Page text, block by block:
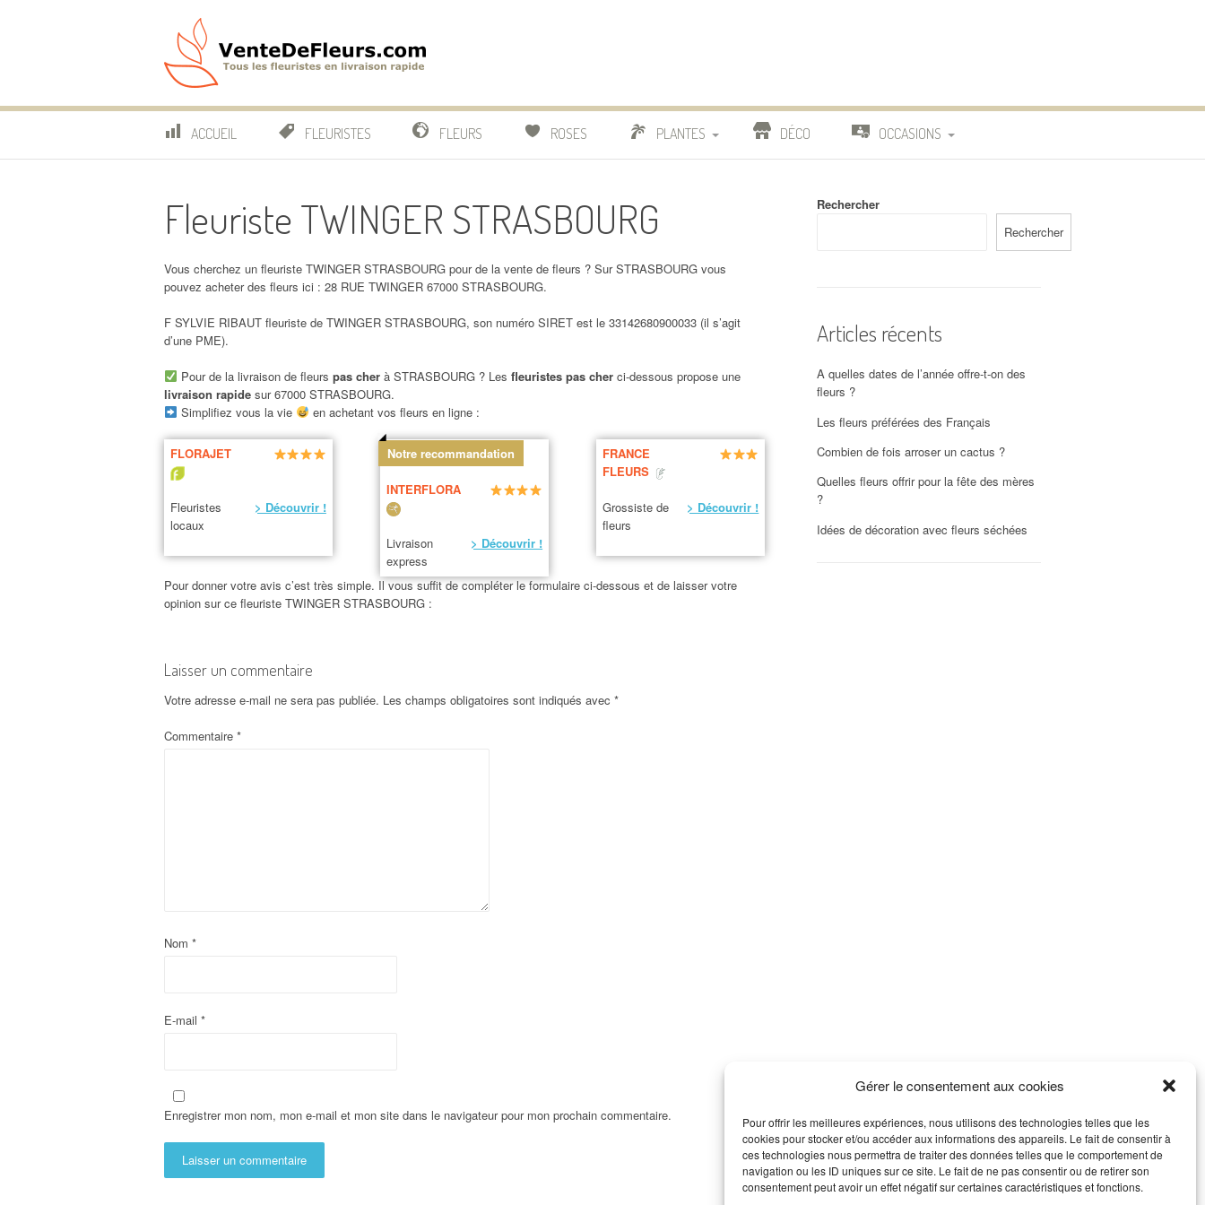
Gérer le consentement aux cookies
Pour offrir les meilleures expériences, nous utilisons des technologies telles que les
cookies pour stocker et/ou accéder aux informations des appareils. Le fait de consentir à
ces technologies nous permettra de traiter des données telles que le comportement de
navigation ou les ID uniques sur ce site. Le fait de ne pas consentir ou de retirer son
consentement peut avoir un effet négatif sur certaines caractéristiques et fonctions.
VenteDeFleurs.com
ACCUEIL FLEURISTES FLEURS ROSES PLANTES
CACTUS
BONSAI
DÉCO OCCASIONS
Fleuriste TWINGER STRASBOURG
Vous cherchez un fleuriste TWINGER STRASBOURG pour de la vente de fleurs ? Sur STRASBOURG vous
pouvez acheter des fleurs ici : 28 RUE TWINGER 67000 STRASBOURG.
F SYLVIE RIBAUT fleuriste de TWINGER STRASBOURG, son numéro SIRET est le 33142680900033 (il s’agit
d’une PME).
Pour de la livraison de fleurs pas cherà STRASBOURG ? Les fleuristes pas cher ci-dessous propose une
livraison rapide sur 67000 STRASBOURG.
Simplifiez vous la vie
en achetant vos fleurs en ligne :
FLORAJET
Fleuristes
locaux
> Découvrir !
Notre recommandation
INTERFLORA
Livraison
express
> Découvrir !
FRANCE
FLEURS
Grossiste de
fleurs
> Découvrir !
Pour donner votre avis c’est très simple. Il vous suffit de compléter le formulaire ci-dessous et de laisser votre
opinion sur ce fleuriste TWINGER STRASBOURG :
Laisser un commentaire
Votre adresse e-mail ne sera pas publiée. Les champs obligatoires sont indiqués avec *
Commentaire *
Nom *
E-mail *
Enregistrer mon nom, mon e-mail et mon site dans le navigateur pour mon prochain commentaire.
Rechercher
Rechercher
Articles récents
A quelles dates de l’année offre-t-on des
fleurs ?
Les fleurs préférées des Français
Combien de fois arroser un cactus ?
Quelles fleurs offrir pour la fête des mères
?
Idées de décoration avec fleurs séchées